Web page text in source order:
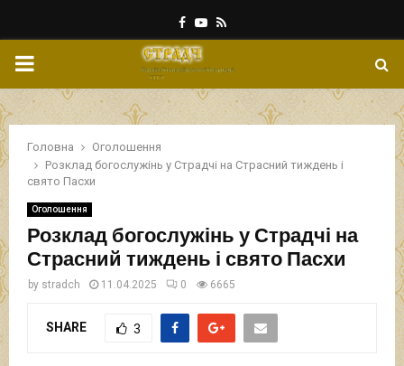
Facebook
Youtube
Rss
PRIMARY
MENU
Головна
Оголошення
Розклад богослужінь у Страдчі на Страсний тиждень і
свято Пасхи
Оголошення
Розклад богослужінь у Страдчі на
Страсний тиждень і свято Пасхи
by stradch 11.04.2025 0 6665
SHARE 3